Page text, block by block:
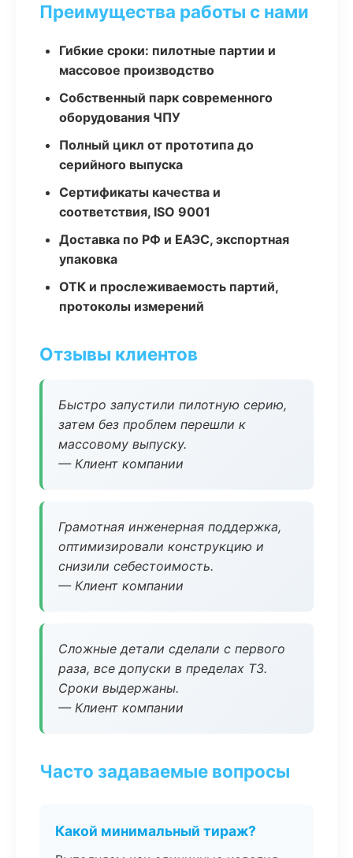
Преимущества работы с нами
Гибкие сроки: пилотные партии и
массовое производство
Собственный парк современного
оборудования ЧПУ
Полный цикл от прототипа до
серийного выпуска
Сертификаты качества и
соответствия, ISO 9001
Доставка по РФ и ЕАЭС, экспортная
упаковка
ОТК и прослеживаемость партий,
протоколы измерений
Отзывы клиентов
Быстро запустили пилотную серию,
затем без проблем перешли к
массовому выпуску.
— Клиент компании
Грамотная инженерная поддержка,
оптимизировали конструкцию и
снизили себестоимость.
— Клиент компании
Сложные детали сделали с первого
раза, все допуски в пределах ТЗ.
Сроки выдержаны.
— Клиент компании
Часто задаваемые вопросы
Какой минимальный тираж?